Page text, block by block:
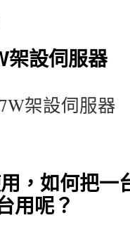
設伺服器
架設伺服器
，如何把一
用呢？